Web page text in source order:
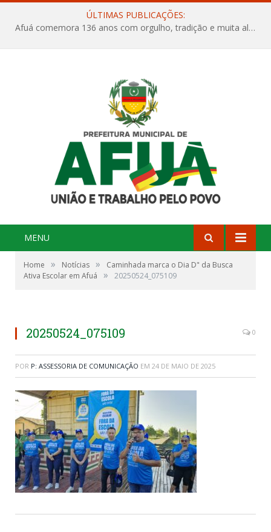
ÚLTIMAS PUBLICAÇÕES:
Afuá comemora 136 anos com orgulho, tradição e muita alegria na Quadra Dr. Nelson Salomão
MENU
Home » Notícias »
Caminhada marca o Dia D" da Busca
Ativa Escolar em Afuá
» 20250524_075109
20250524_075109 0
POR P: ASSESSORIA DE COMUNICAÇÃO EM 24 DE MAIO DE 2025